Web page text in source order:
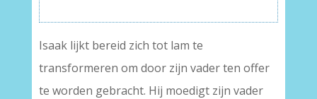
Isaak lijkt bereid zich tot lam te
transformeren om door zijn vader ten offer
te worden gebracht. Hij moedigt zijn vader